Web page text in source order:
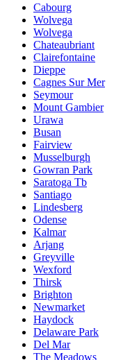
Cabourg
Wolvega
Wolvega
Chateaubriant
Clairefontaine
Dieppe
Cagnes Sur Mer
Seymour
Mount Gambier
Urawa
Busan
Fairview
Musselburgh
Gowran Park
Saratoga Tb
Santiago
Lindesberg
Odense
Kalmar
Arjang
Greyville
Wexford
Thirsk
Brighton
Newmarket
Haydock
Delaware Park
Del Mar
The Meadows